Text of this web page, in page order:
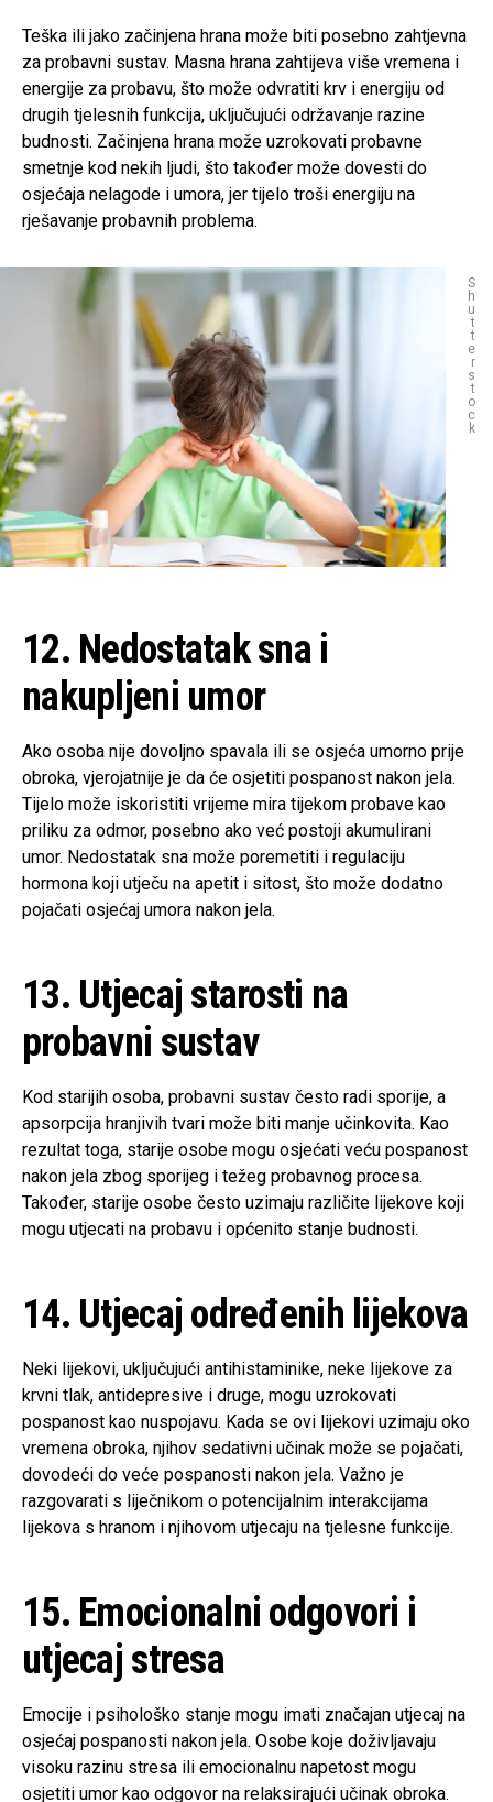
Teška ili jako začinjena hrana može biti posebno zahtjevna
za probavni sustav. Masna hrana zahtijeva više vremena i
energije za probavu, što može odvratiti krv i energiju od
drugih tjelesnih funkcija, uključujući održavanje razine
budnosti. Začinjena hrana može uzrokovati probavne
smetnje kod nekih ljudi, što također može dovesti do
osjećaja nelagode i umora, jer tijelo troši energiju na
rješavanje probavnih problema.
S
h
u
t
t
e
r
s
t
o
c
k
12. Nedostatak sna i
nakupljeni umor
Ako osoba nije dovoljno spavala ili se osjeća umorno prije
obroka, vjerojatnije je da će osjetiti pospanost nakon jela.
Tijelo može iskoristiti vrijeme mira tijekom probave kao
priliku za odmor, posebno ako već postoji akumulirani
umor. Nedostatak sna može poremetiti i regulaciju
hormona koji utječu na apetit i sitost, što može dodatno
pojačati osjećaj umora nakon jela.
13. Utjecaj starosti na
probavni sustav
Kod starijih osoba, probavni sustav često radi sporije, a
apsorpcija hranjivih tvari može biti manje učinkovita. Kao
rezultat toga, starije osobe mogu osjećati veću pospanost
nakon jela zbog sporijeg i težeg probavnog procesa.
Također, starije osobe često uzimaju različite lijekove koji
mogu utjecati na probavu i općenito stanje budnosti.
14. Utjecaj određenih lijekova
Neki lijekovi, uključujući antihistaminike, neke lijekove za
krvni tlak, antidepresive i druge, mogu uzrokovati
pospanost kao nuspojavu. Kada se ovi lijekovi uzimaju oko
vremena obroka, njihov sedativni učinak može se pojačati,
dovodeći do veće pospanosti nakon jela. Važno je
razgovarati s liječnikom o potencijalnim interakcijama
lijekova s hranom i njihovom utjecaju na tjelesne funkcije.
15. Emocionalni odgovori i
utjecaj stresa
Emocije i psihološko stanje mogu imati značajan utjecaj na
osjećaj pospanosti nakon jela. Osobe koje doživljavaju
visoku razinu stresa ili emocionalnu napetost mogu
osjetiti umor kao odgovor na relaksirajući učinak obroka.